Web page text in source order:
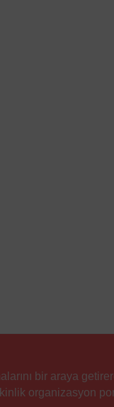
bir araya
organizasyon